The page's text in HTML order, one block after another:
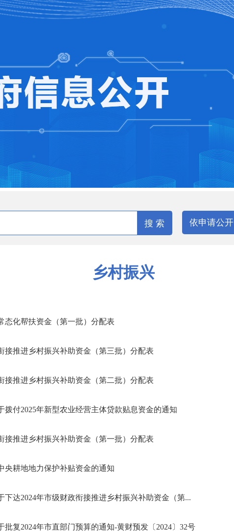
搜 索 依申请公开
乡村振兴
态化帮扶资金（第一批）分配表
接推进乡村振兴补助资金（第三批）分配表
接推进乡村振兴补助资金（第二批）分配表
拨付2025年新型农业经营主体贷款贴息资金的通知
接推进乡村振兴补助资金（第一批）分配表
央耕地地力保护补贴资金的通知
下达2024年市级财政衔接推进乡村振兴补助资金（第...
批复2024年市直部门预算的通知-黄财预发〔2024〕32号